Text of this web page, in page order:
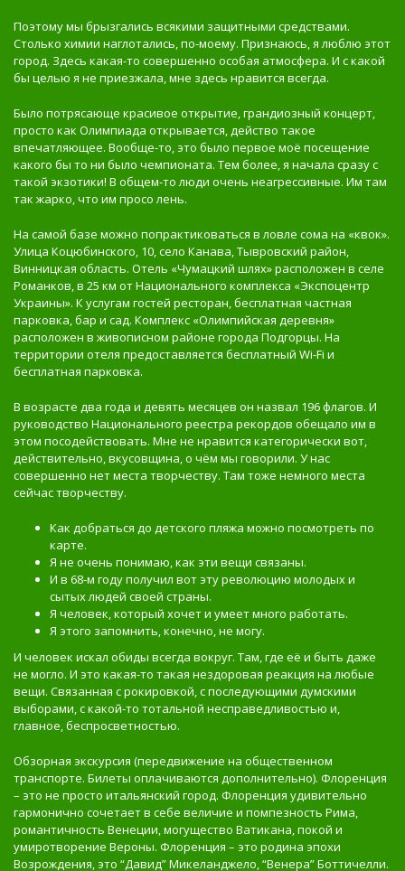
Поэтому мы брызгались всякими защитными средствами.
Столько химии наглотались, по-моему. Признаюсь, я люблю этот
город. Здесь какая-то совершенно особая атмосфера. И с какой
бы целью я не приезжала, мне здесь нравится всегда.
Было потрясающе красивое открытие, грандиозный концерт,
просто как Олимпиада открывается, действо такое
впечатляющее. Вообще-то, это было первое моё посещение
какого бы то ни было чемпионата. Тем более, я начала сразу с
такой экзотики! В общем-то люди очень неагрессивные. Им там
так жарко, что им просо лень.
На самой базе можно попрактиковаться в ловле сома на «квок».
Улица Коцюбинского, 10, село Канава, Тывровский район,
Винницкая область. Отель «Чумацкий шлях» расположен в селе
Романков, в 25 км от Национального комплекса «Экспоцентр
Украины». К услугам гостей ресторан, бесплатная частная
парковка, бар и сад. Комплекс «Олимпийская деревня»
расположен в живописном районе города Подгорцы. На
территории отеля предоставляется бесплатный Wi-Fi и
бесплатная парковка.
В возрасте два года и девять месяцев он назвал 196 флагов. И
руководство Национального реестра рекордов обещало им в
этом посодействовать. Мне не нравится категорически вот,
действительно, вкусовщина, о чём мы говорили. У нас
совершенно нет места творчеству. Там тоже немного места
сейчас творчеству.
Как добраться до детского пляжа можно посмотреть по
карте.
Я не очень понимаю, как эти вещи связаны.
И в 68-м году получил вот эту революцию молодых и
сытых людей своей страны.
Я человек, который хочет и умеет много работать.
Я этого запомнить, конечно, не могу.
И человек искал обиды всегда вокруг. Там, где её и быть даже
не могло. И это какая-то такая нездоровая реакция на любые
вещи. Связанная с рокировкой, с последующими думскими
выборами, с какой-то тотальной несправедливостью и,
главное, беспросветностью.
Обзорная экскурсия (передвижение на общественном
транспорте. Билеты оплачиваются дополнительно). Флоренция
– это не просто итальянский город. Флоренция удивительно
гармонично сочетает в себе величие и помпезность Рима,
романтичность Венеции, могущество Ватикана, покой и
умиротворение Вероны. Флоренция – это родина эпохи
Возрождения, это “Давид” Микеланджело, “Венера” Боттичелли.